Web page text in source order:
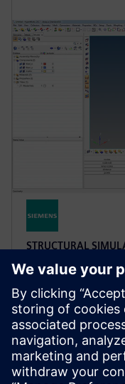
STRUCTURAL
Simcenter
Merges the
quantification, and
material-based
temporal scales